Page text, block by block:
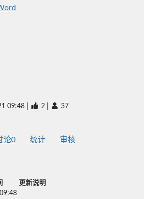
09:48 2 37
论0 统计 审核
更新说明